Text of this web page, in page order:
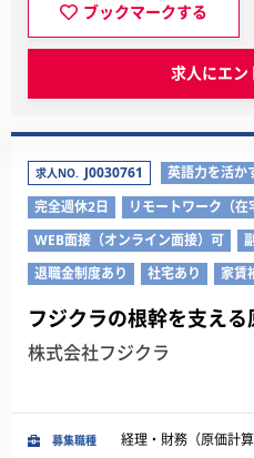
ブックマークする
求人にエン
求人NO. J0030761 英語力を活か
完全週休2日
リモートワーク（在
WEB面接（オンライン面接）可
退職金制度あり
社宅あり 家賃
フジクラの根幹を支え
株式会社フジクラ
募集職種 経理・財務（原価計算